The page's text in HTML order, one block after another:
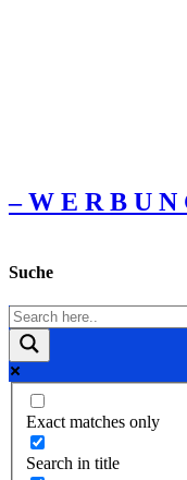
– W Ε R Β U Ν
Suche
Exact matches only
Search in title